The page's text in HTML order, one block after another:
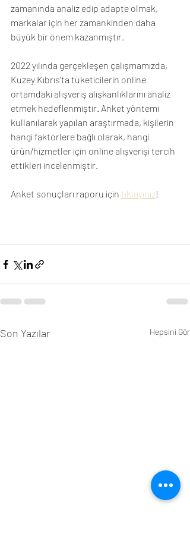
zamanında analiz edip adapte olmak,
markalar için her zamankinden daha
büyük bir önem kazanmıştır.
2022 yılında gerçekleşen çalışmamızda,
Kuzey Kıbrıs’ta tüketicilerin online
ortamdaki alışveriş alışkanlıklarını analiz
etmek hedeflenmiştir. Anket yöntemi
kullanılarak yapılan araştırmada, kişilerin
hangi faktörlere bağlı olarak, hangi
ürün/hizmetler için online alışverişi tercih
ettikleri incelenmiştir.
Anket sonuçları raporu için tıklayınız!
Son Yazılar Hepsini Gör